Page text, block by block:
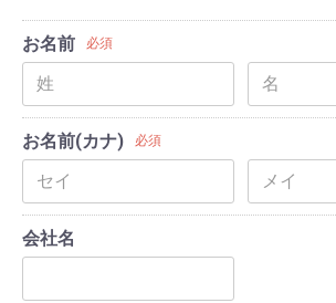
お名前 必須
お名前(カナ) 必須
会社名